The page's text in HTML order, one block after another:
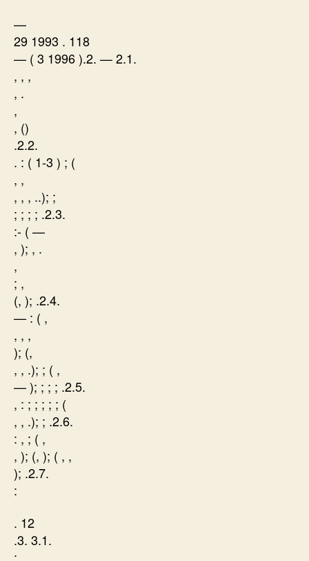
—
29 1993 . 118
— ( 3 1996 ).2. — 2.1.
, , ,
, .
,
, ()
.2.2.
. : ( 1-3 ) ; (
, ,
, , , ..); ;
; ; ; ; .2.3.
:- ( —
, ); , .
,
; ,
(, ); .2.4.
— : ( ,
, , ,
); (,
, , .); ; ( ,
— ); ; ; ; .2.5.
, : ; ; ; ; ; (
, , .); ; .2.6.
: , ; ( ,
, ); (, ); ( , ,
); .2.7.
:
. 12
.3. 3.1.
: ,